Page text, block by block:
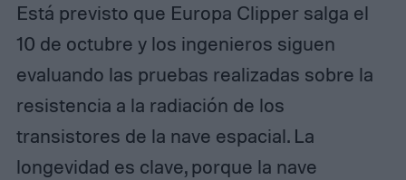
Está previsto que Europa Clipper salga el
10 de octubre y los ingenieros siguen
evaluando las pruebas realizadas sobre la
resistencia a la radiación de los
transistores de la nave espacial. La
longevidad es clave, porque la nave